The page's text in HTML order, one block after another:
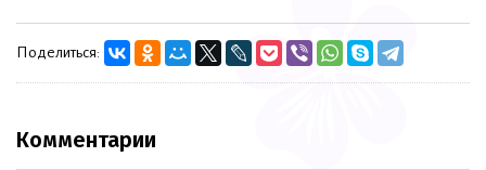
Поделиться:
Комментарии